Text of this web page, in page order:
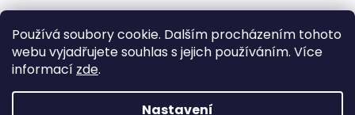
Používá soubory cookie. Dalším procházením tohoto
webu vyjadřujete souhlas s jejich používáním. Více
informací zde.
Nastavení